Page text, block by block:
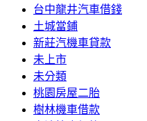
台中龍井汽車借錢
土城當鋪
新莊汽機車貸款
未上市
未分類
桃園房屋二胎
樹林機車借款